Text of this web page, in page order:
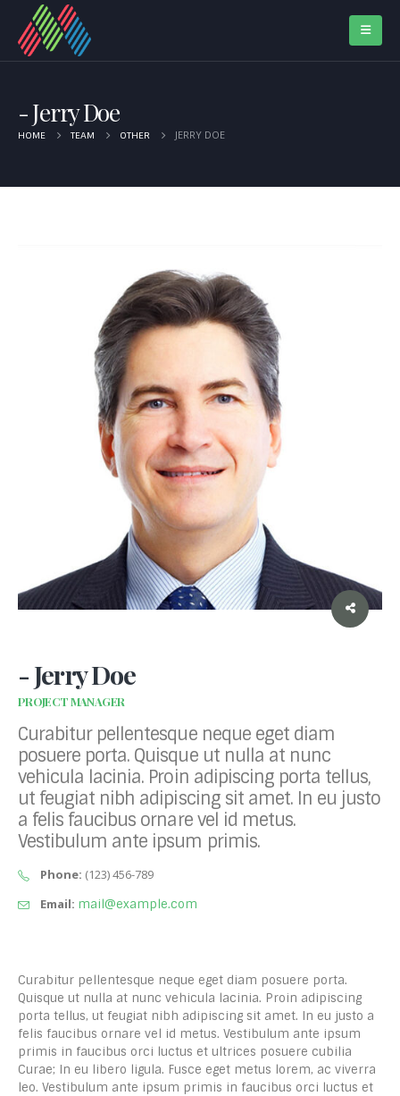
Jerry Doe
HOME TEAM OTHER JERRY DOE
- Jerry Doe
PROJECT MANAGER
Curabitur pellentesque neque eget diam
posuere porta. Quisque ut nulla at nunc
vehicula lacinia. Proin adipiscing porta tellus,
ut feugiat nibh adipiscing sit amet. In eu justo
a felis faucibus ornare vel id metus.
Vestibulum ante ipsum primis.
Phone: (123) 456-789
Email: mail@example.com
Curabitur pellentesque neque eget diam posuere porta.
Quisque ut nulla at nunc vehicula lacinia. Proin adipiscing
porta tellus, ut feugiat nibh adipiscing sit amet. In eu justo a
felis faucibus ornare vel id metus. Vestibulum ante ipsum
primis in faucibus orci luctus et ultrices posuere cubilia
Curae; In eu libero ligula. Fusce eget metus lorem, ac viverra
leo. Vestibulum ante ipsum primis in faucibus orci luctus et